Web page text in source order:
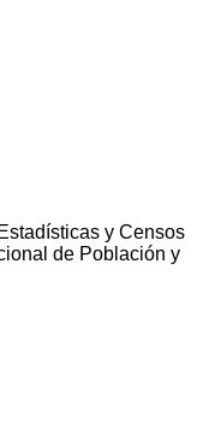
y Censos
de Población y